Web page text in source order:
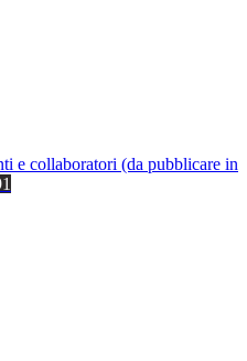
e collaboratori (da pubblicare in